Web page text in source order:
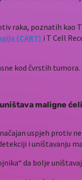
raka, poznatih
(CART) i T Cell
kod čvrstih tumora.
maligne
uspjeh protiv
i uništavanju
da bolje